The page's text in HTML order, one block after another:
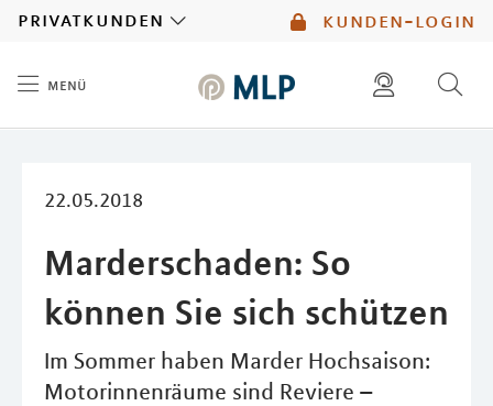
kunden-login
privatkunden
menü
22.05.2018
Marderschaden: So
können Sie sich schützen
Im Sommer haben Marder Hochsaison:
Motorinnenräume sind Reviere –